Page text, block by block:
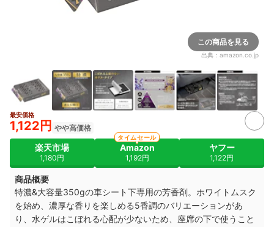
この商品を見る
出典： amazon.co.jp
最安価格
1,122円 やや高価格
楽天市場
1,180円
Amazon
1,192円
タイムセール
ヤフー
1,122円
商品概要
特濃&大容量350gの車シート下専用の芳香剤。ホワイトムスク
を始め、濃厚な香りを楽しめる5香調のバリエーションがあ
り、水ゲルはこぼれる心配が少ないため、座席の下で使うこと